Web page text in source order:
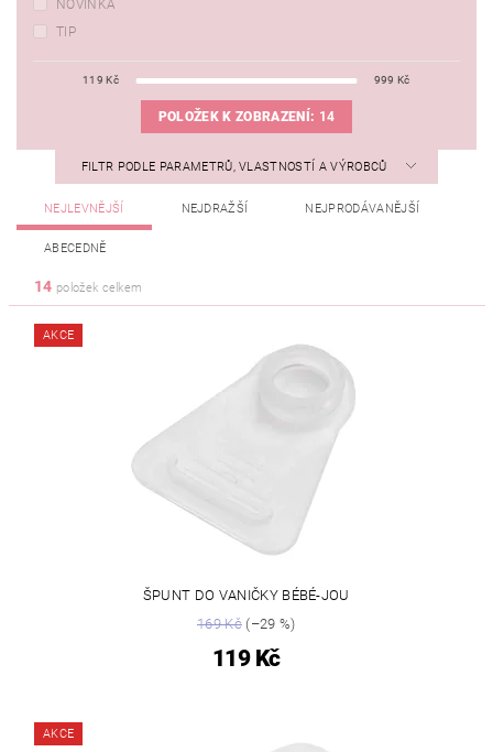
NOVINKA
TIP
119 Kč 999 Kč
POLOŽEK K ZOBRAZENÍ: 14
FILTR PODLE PARAMETRŮ, VLASTNOSTÍ A VÝROBCŮ
NEJLEVNĚJŠÍ NEJDRAŽŠÍ NEJPRODÁVANĚJŠÍ
ABECEDNĚ
14 položek celkem
AKCE
ŠPUNT DO VANIČKY BÉBÉ-JOU
169 Kč(–29 %)
119 Kč
AKCE